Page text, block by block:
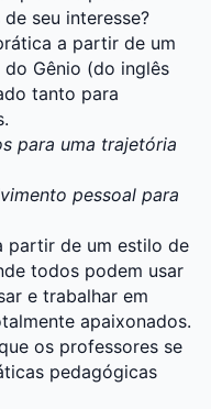
seu interesse?
a partir de um
Gênio (do inglês
tanto para
para uma trajetória
pessoal para
partir de um estilo de
todos podem usar
e trabalhar em
apaixonados.
os professores se
pedagógicas